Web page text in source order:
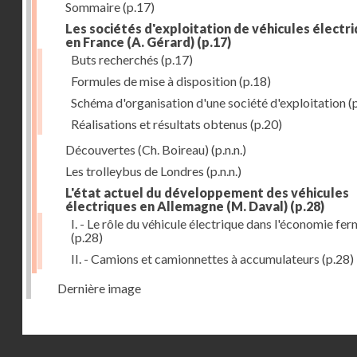
Sommaire(p.17)
Les sociétés d'exploitation de véhicules
en France (A. Gérard) (p.17)
Buts recherchés (p.17)
Formules de mise à disposition(p.18)
Schéma d'organisation d'une société d'exploitation
Réalisations et résultats obtenus (p.20)
Découvertes (Ch. Boireau) (p.n.n.)
Les trolleybus de Londres (p.n.n.)
L'état actuel du développement des véhicules
électriques en Allemagne (M. Daval) (p.28)
I. - Le rôle du véhicule électrique dans l'économie
(p.28)
II. - Camions et camionnettes à accumulateurs (p.28)
Dernière image